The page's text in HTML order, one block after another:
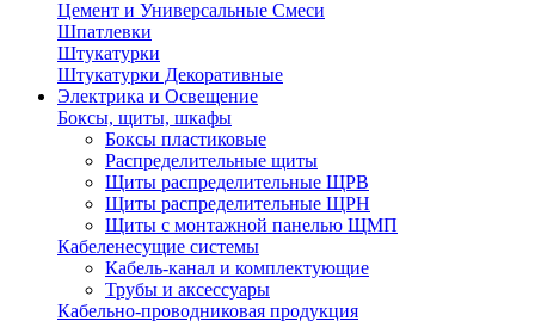
Цемент и Универсальные Смеси
Шпатлевки
Штукатурки
Штукатурки Декоративные
Электрика и Освещение
Боксы, щиты, шкафы
Боксы пластиковые
Распределительные щиты
Щиты распределительные ЩРВ
Щиты распределительные ЩРН
Щиты с монтажной панелью ЩМП
Кабеленесущие системы
Кабель-канал и комплектующие
Трубы и аксессуары
Кабельно-проводниковая продукция